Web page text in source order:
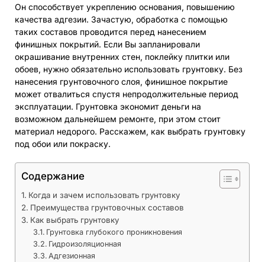
Он способствует укреплению основания, повышению
качества адгезии. Зачастую, обработка с помощью
таких составов проводится перед нанесением
финишных покрытий. Если Вы запланировали
окрашивание внутренних стен, поклейку плитки или
обоев, нужно обязательно использовать грунтовку. Без
нанесения грунтовочного слоя, финишное покрытие
может отвалиться спустя непродолжительные период
эксплуатации. Грунтовка экономит деньги на
возможном дальнейшем ремонте, при этом стоит
материал недорого. Расскажем, как выбрать грунтовку
под обои или покраску.
Содержание
Когда и зачем использовать грунтовку
Преимущества грунтовочных составов
Как выбрать грунтовку
Грунтовка глубокого проникновения
Гидроизоляционная
Адгезионная